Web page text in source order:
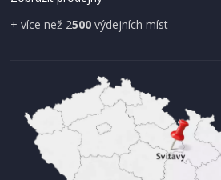
+ více než 2500 výdejních míst